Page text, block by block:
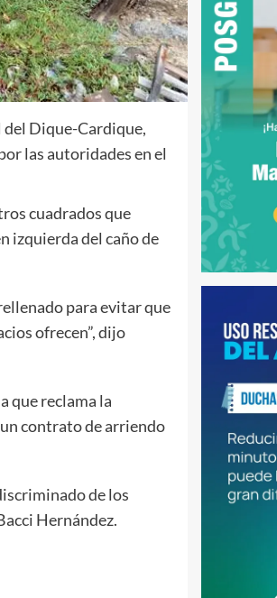
del Dique-Cardique,
las autoridades en el
cuadrados que
izquierda del caño de
para evitar que
ofrecen”, dijo
que reclama la
contrato de arriendo
de los
Hernández.